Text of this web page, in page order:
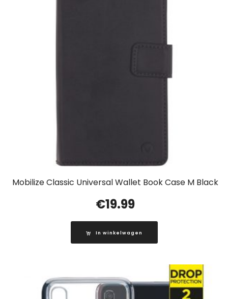
Mobilize Classic Universal Wallet Book Case M Black
€19.99
In winkelwagen